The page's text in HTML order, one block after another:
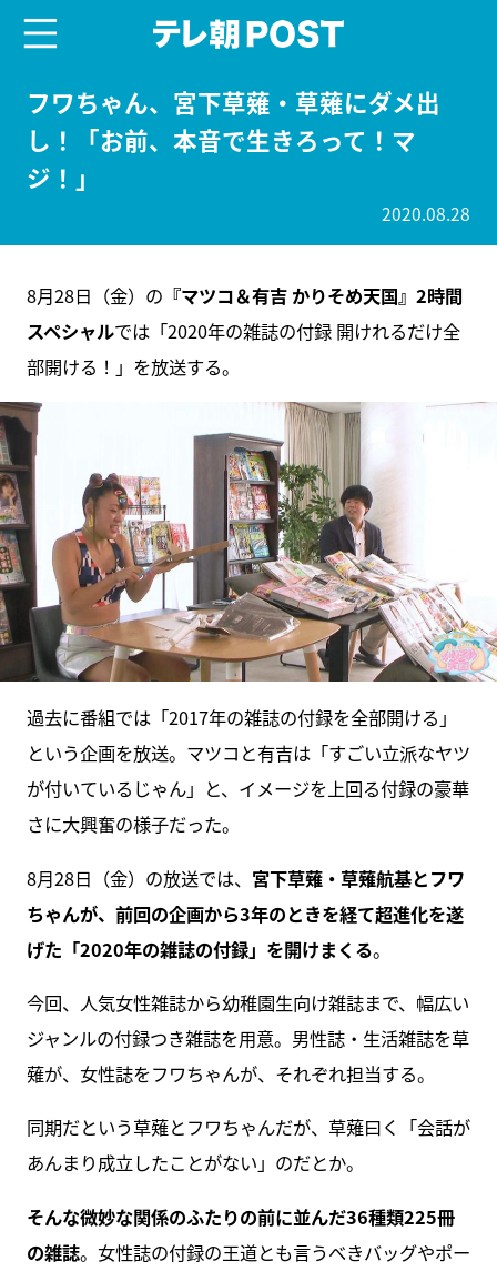
フワちゃん、宮下草薙・草薙にダメ出
し！「お前、本音で生きろって！マ
ジ！」
2020.08.28
8月28日（金）の 『マツコ＆有吉 かりそめ天国』2時間
スペシャルでは「2020年の雑誌の付録 開けれるだけ全
部開ける！」を放送する。
過去に番組では「2017年の雑誌の付録を全部開ける」
という企画を放送。マツコと有吉は「すごい立派なヤツ
が付いているじゃん」と、イメージを上回る付録の豪華
さに大興奮の様子だった。
8月28日（金）の放送では、 宮下草薙・草薙航基とフワ
ちゃんが、前回の企画から3年のときを経て超進化を遂
げた「2020年の雑誌の付録」を開けまくる。
今回、人気女性雑誌から幼稚園生向け雑誌まで、幅広い
ジャンルの付録つき雑誌を用意。男性誌・生活雑誌を草
薙が、女性誌をフワちゃんが、それぞれ担当する。
同期だという草薙とフワちゃんだが、草薙曰く「会話が
あんまり成立したことがない」のだとか。
そんな微妙な関係のふたりの前に並んだ36種類225冊
の雑誌。女性誌の付録の王道とも言うべきバッグやポー